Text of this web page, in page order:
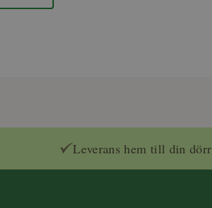
Leverans hem till din dörr